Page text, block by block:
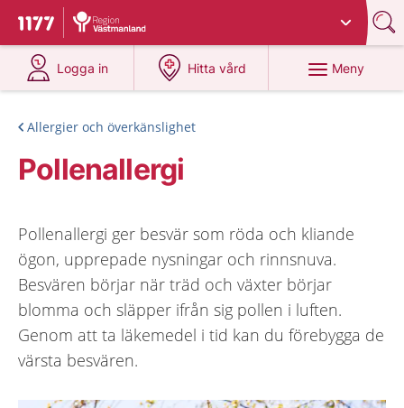
Till startsidan för 1177
Du har valt region
Logga in
på 1177.se
Hitta vård
på 1177.se
Meny
Allergier och överkänslighet
Pollenallergi
Pollenallergi ger besvär som röda och kliande
ögon, upprepade nysningar och rinnsnuva.
Besvären börjar när träd och växter börjar
blomma och släpper ifrån sig pollen i luften.
Genom att ta läkemedel i tid kan du förebygga de
värsta besvären.